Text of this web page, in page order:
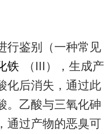
行鉴别（一种常见
铁
（III），生成产
化后消失，通过此
。乙酸与三氧化砷
通过产物的恶臭可